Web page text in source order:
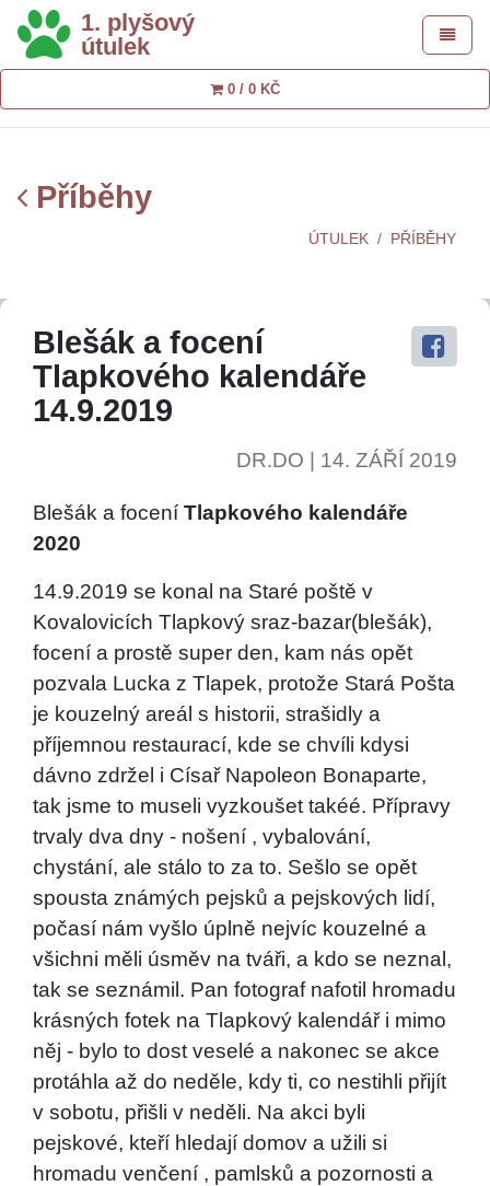
1. plyšový
útulek
Toggle
0 / 0 KČ
Příběhy
ÚTULEK PŘÍBĚHY
Blešák a focení
Tlapkového kalendáře
14.9.2019
DR.DO | 14. ZÁŘÍ 2019
Blešák a focení Tlapkového kalendáře
2020
14.9.2019 se konal na Staré poště v
Kovalovicích Tlapkový sraz-bazar(blešák),
focení a prostě super den, kam nás opět
pozvala Lucka z Tlapek, protože Stará Pošta
je kouzelný areál s historii, strašidly a
příjemnou restaurací, kde se chvíli kdysi
dávno zdržel i Císař Napoleon Bonaparte,
tak jsme to museli vyzkoušet takéé. Přípravy
trvaly dva dny - nošení , vybalování,
chystání, ale stálo to za to. Sešlo se opět
spousta známých pejsků a pejskových lidí,
počasí nám vyšlo úplně nejvíc kouzelné a
všichni měli úsměv na tváři, a kdo se neznal,
tak se seznámil. Pan fotograf nafotil hromadu
krásných fotek na Tlapkový kalendář i mimo
něj - bylo to dost veselé a nakonec se akce
protáhla až do neděle, kdy ti, co nestihli přijít
v sobotu, přišli v neděli. Na akci byli
pejskové, kteří hledají domov a užili si
hromadu venčení , pamlsků a pozornosti a